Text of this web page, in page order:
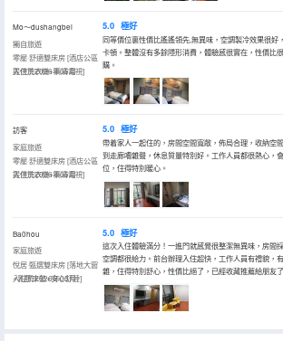
Mo～dushangbei
獨自旅遊
零壓·舒適雙床房 [酒店公區
提供洗衣機+高清電視]
入住於2026年05月
5.0 極好
同等價位裏性價比遙遙領先,無異味，空調製冷效果很好
卡頓。整體沒有多餘隱形消費，體驗感很實在，性價比
購。
訪客
家庭旅遊
零壓·舒適雙床房 [酒店公區
提供洗衣機+高清電視]
入住於2026年05月
5.0 極好
帶着家人一起住的，房間空間寬敞，佈局合理，收納空
到走廊嘈雜聲，休息質量特別好。工作人員都很熱心，
位，住得特別暖心。
Ba0hou
家庭旅遊
悅居·甄選雙床房 [落地大窗
+乳膠床墊+安心舒睡]
入住於2026年05月
5.0 極好
這次入住體驗滿分！一進門就感覺很整潔無異味，房間
空調都很給力。前台辦理入住超快，工作人員有禮貌，
雜，住得特別舒心，性價比絕了，已經收藏推薦給朋友